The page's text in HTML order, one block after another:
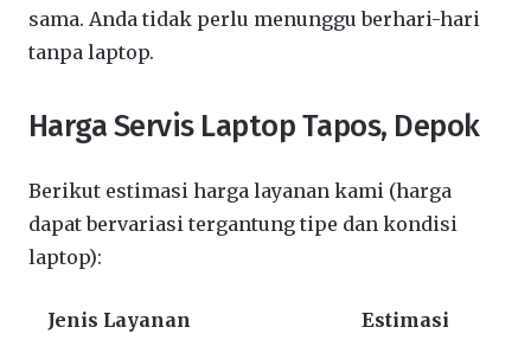
sama. Anda tidak perlu menunggu berhari-hari
tanpa laptop.
Harga Servis Laptop Tapos, Depok
Berikut estimasi harga layanan kami (harga
dapat bervariasi tergantung tipe dan kondisi
laptop):
Jenis Layanan
Estimasi